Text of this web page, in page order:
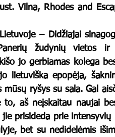
žudynių vietos ir
jo gerbiamas kolega
lietuviška epopėja,
ryšys su sala. Gal
aš neįskaitau naujai
prisideda prie
bet su nedidelėmis